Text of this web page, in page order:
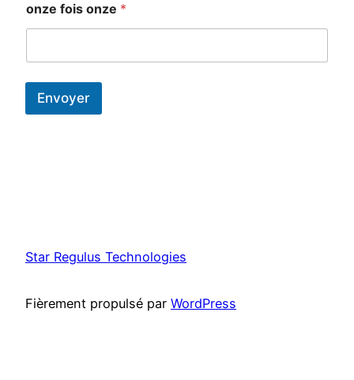
onze fois onze *
Envoyer
Star Regulus Technologies
Fièrement propulsé par WordPress